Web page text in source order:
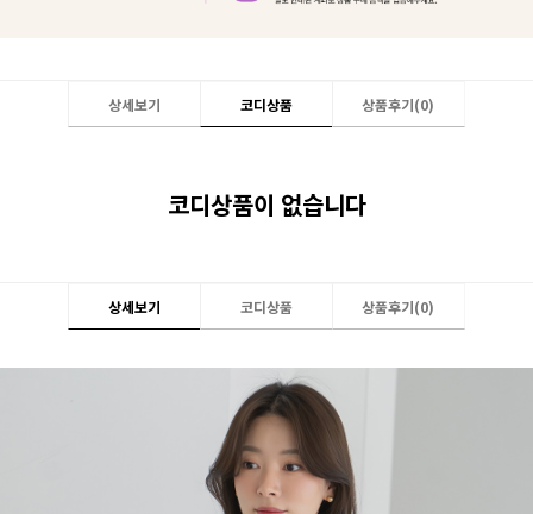
상세보기 코디상품 상품후기(0)
코디상품이 없습니다
상세보기 코디상품 상품후기(0)